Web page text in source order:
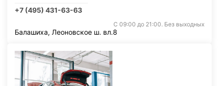
+7 (495) 431-63-63
С 09:00 до 21:00. Без выходных
Балашиха, Леоновское ш. вл.8